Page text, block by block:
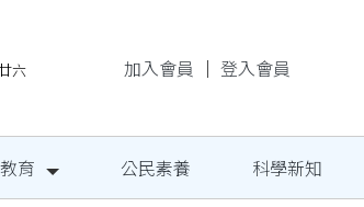
六 加入會員 ｜ 登入會員
教育 公民素養 科學新知